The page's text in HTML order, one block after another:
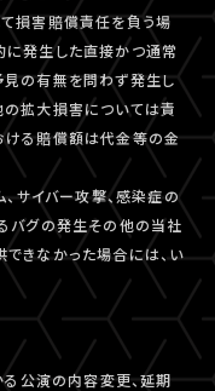
損害賠償責任を負う場
に発生した直接かつ通常
見の有無を問わず発生し
拡大損害については責
ける賠償額は代金等の金
、サイバー攻撃、感染症の
バグの発生その他の当社
きなかった場合には、い
公演の内容変更、延期